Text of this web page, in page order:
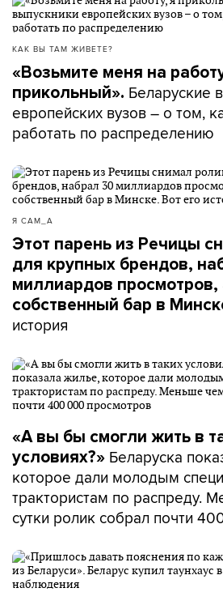
КАК ВЫ ТАМ ЖИВЕТЕ?
«Возьмите меня на
прикольный». Беларуские
европейских вузов – о том,
работать по распределению
Я САМ_А
Этот парень из Речицы
для крупных брендов,
миллиардов
собственный бар в
история
«А вы бы смогли жить в
условиях?» Беларуска
которое дали молодым
трактористам по распреду.
сутки ролик собрал почти